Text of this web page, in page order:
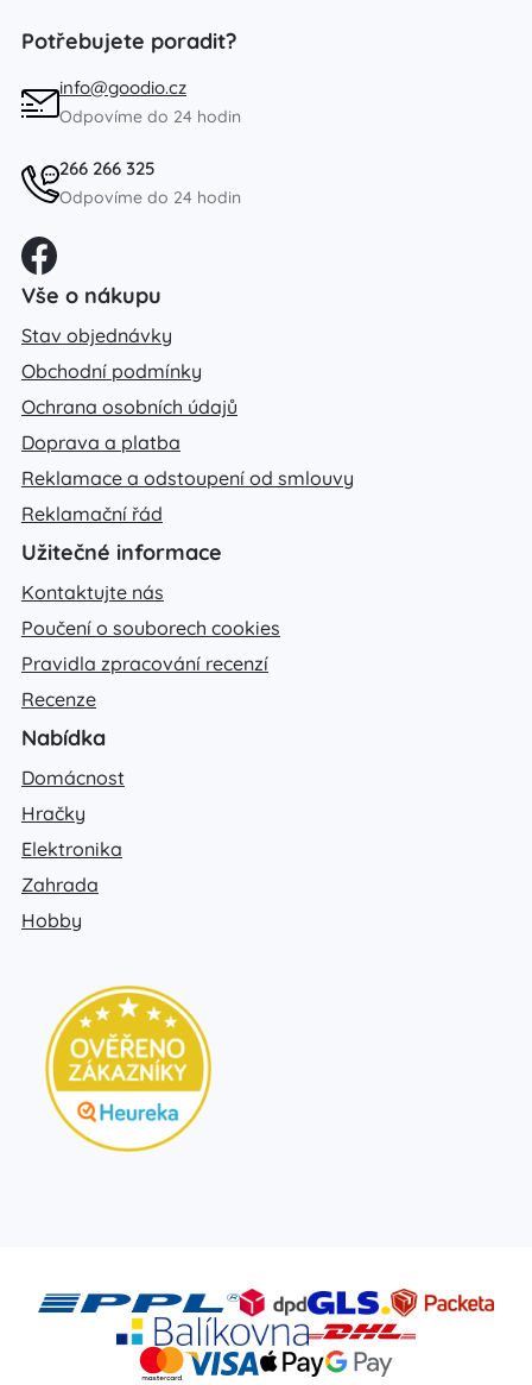
Potřebujete poradit?
info@goodio.cz
Odpovíme do 24 hodin
266 266 325
Odpovíme do 24 hodin
Vše o nákupu
Stav objednávky
Obchodní podmínky
Ochrana osobních údajů
Doprava a platba
Reklamace a odstoupení od smlouvy
Reklamační řád
Užitečné informace
Kontaktujte nás
Poučení o souborech cookies
Pravidla zpracování recenzí
Recenze
Nabídka
Domácnost
Hračky
Elektronika
Zahrada
Hobby